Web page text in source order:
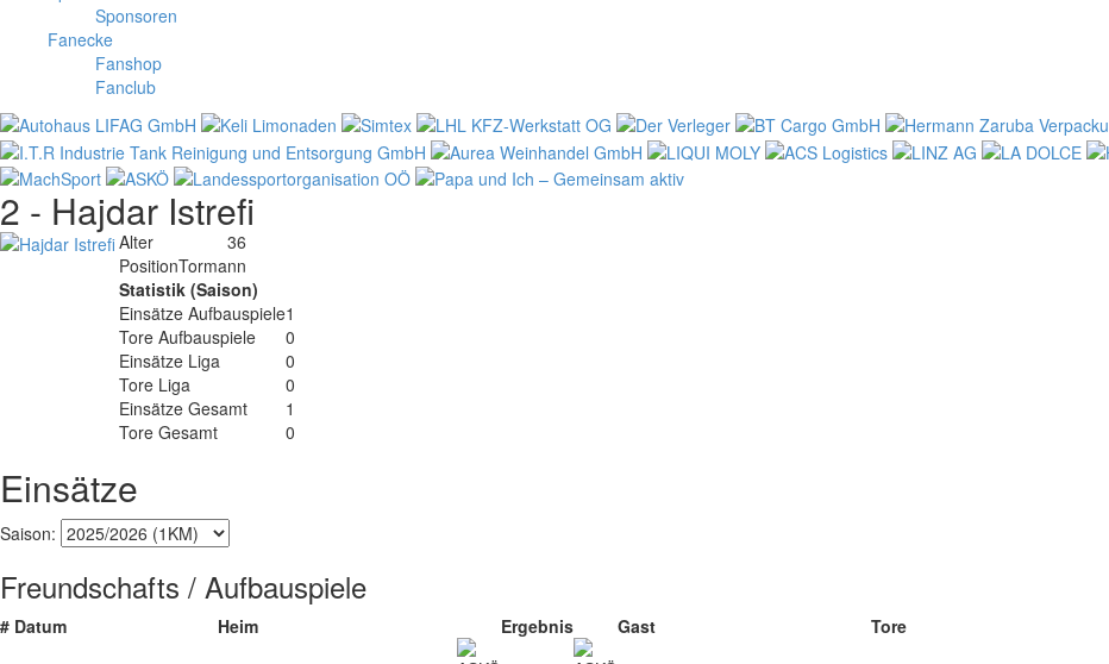
Sponsoren
Fanecke
Fanshop
Fanclub
2 - Hajdar Istrefi
Alter
36
PositionTormann
Statistik (Saison)
Einsätze Aufbauspiele1
Tore Aufbauspiele
0
Einsätze Liga
0
Tore Liga
0
Einsätze Gesamt
1
Tore Gesamt
0
Einsätze
Saison:
Freundschafts / Aufbauspiele
# Datum Heim Ergebnis Gast Tore